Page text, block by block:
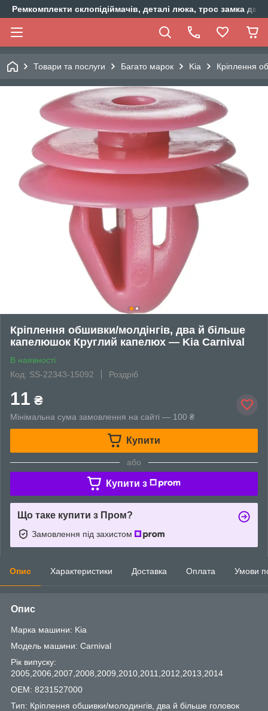
Ремкомплекти склопідіймачів, деталі люка, трос замка
Товари та послуги Багато марок Kia Кріплення
Кріплення обшивки/молдінгів, два й більше
капелюшок Круглий капелюх — Kia Carnival
В наявності
Код: SS-22343-15092
Роздріб
11 ₴
Мінімальна сума замовлення на сайті — 100 ₴
Купити
або
Купити з
Що таке купити з Пром?
Замовлення під захистом
Опис Характеристики Доставка Оплата Умови
Опис
Марка машини: Kia
Модель машини: Carnival
Рік випуску:
2005,2006,2007,2008,2009,2010,2011,2012,2013,2014
OEM: 8231527000
Тип: Кріплення обшивки/молодингів, два й більше головок